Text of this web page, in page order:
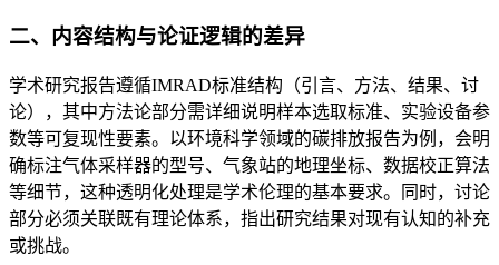
二、内容结构与论证逻辑的差异
学术研究报告遵循IMRAD标准结构（引言、方法、结果、讨
论），其中方法论部分需详细说明样本选取标准、实验设备参
数等可复现性要素。以环境科学领域的碳排放报告为例，会明
确标注气体采样器的型号、气象站的地理坐标、数据校正算法
等细节，这种透明化处理是学术伦理的基本要求。同时，讨论
部分必须关联既有理论体系，指出研究结果对现有认知的补充
或挑战。